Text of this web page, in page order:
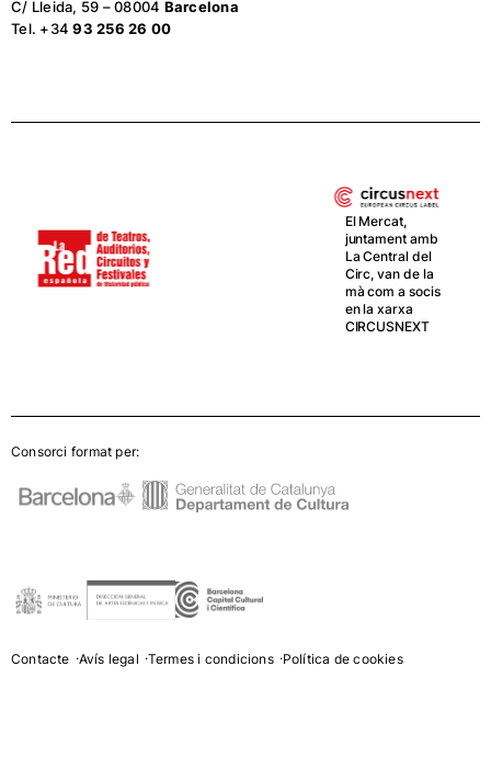
C/ Lleida, 59 – 08004 Barcelona
Tel. +3493 256 26 00
El Mercat,
juntament amb
La Central del
Circ, van de la
mà com a socis
en la xarxa
CIRCUSNEXT
Consorci format per:
Contacte Avís legal Termes i condicions Política de cookies